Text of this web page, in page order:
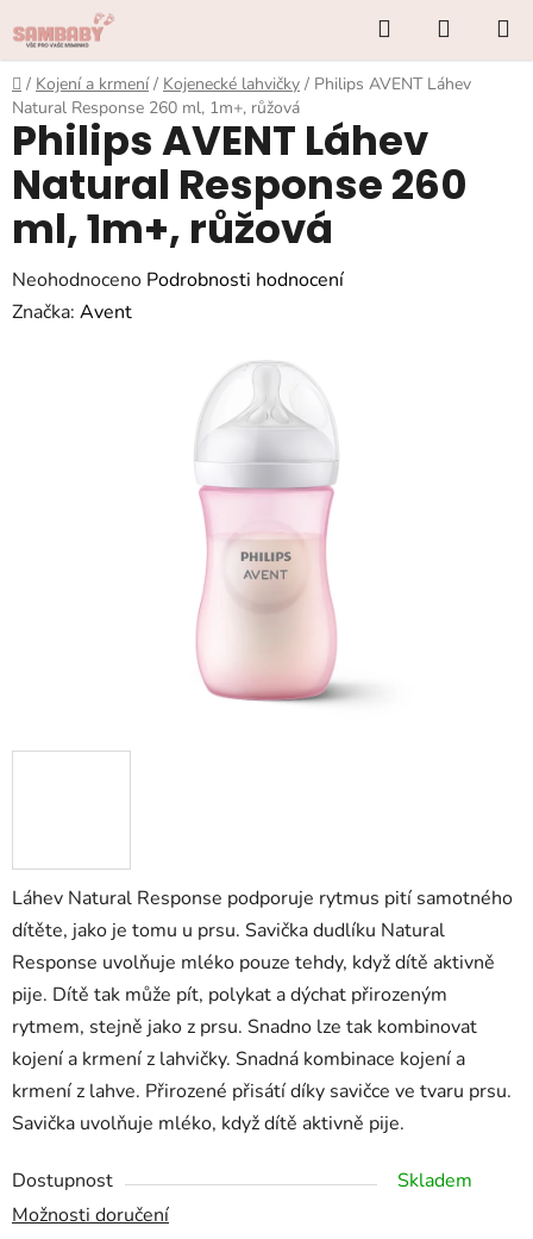
na
obsah
Hledat
KOŠÍK
Domů
/ Kojení a krmení / Kojenecké lahvičky / Philips AVENT Láhev
Natural Response 260 ml, 1m+, růžová
Láhev Natural Response podporuje rytmus pití samotného
dítěte, jako je tomu u prsu. Savička dudlíku Natural
Response uvolňuje mléko pouze tehdy, když dítě aktivně
pije. Dítě tak může pít, polykat a dýchat přirozeným
rytmem, stejně jako z prsu. Snadno lze tak kombinovat
kojení a krmení z lahvičky. Snadná kombinace kojení a
krmení z lahve. Přirozené přisátí díky savičce ve tvaru prsu.
Savička uvolňuje mléko, když dítě aktivně pije.
Dostupnost
Skladem
Možnosti doručení
Philips AVENT Láhev
Natural Response 260
ml, 1m+, růžová
Průměrné
hodnocení
Neohodnoceno Podrobnosti hodnocení
Značka: Avent